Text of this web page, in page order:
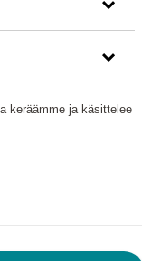
keräämme ja käsittelee